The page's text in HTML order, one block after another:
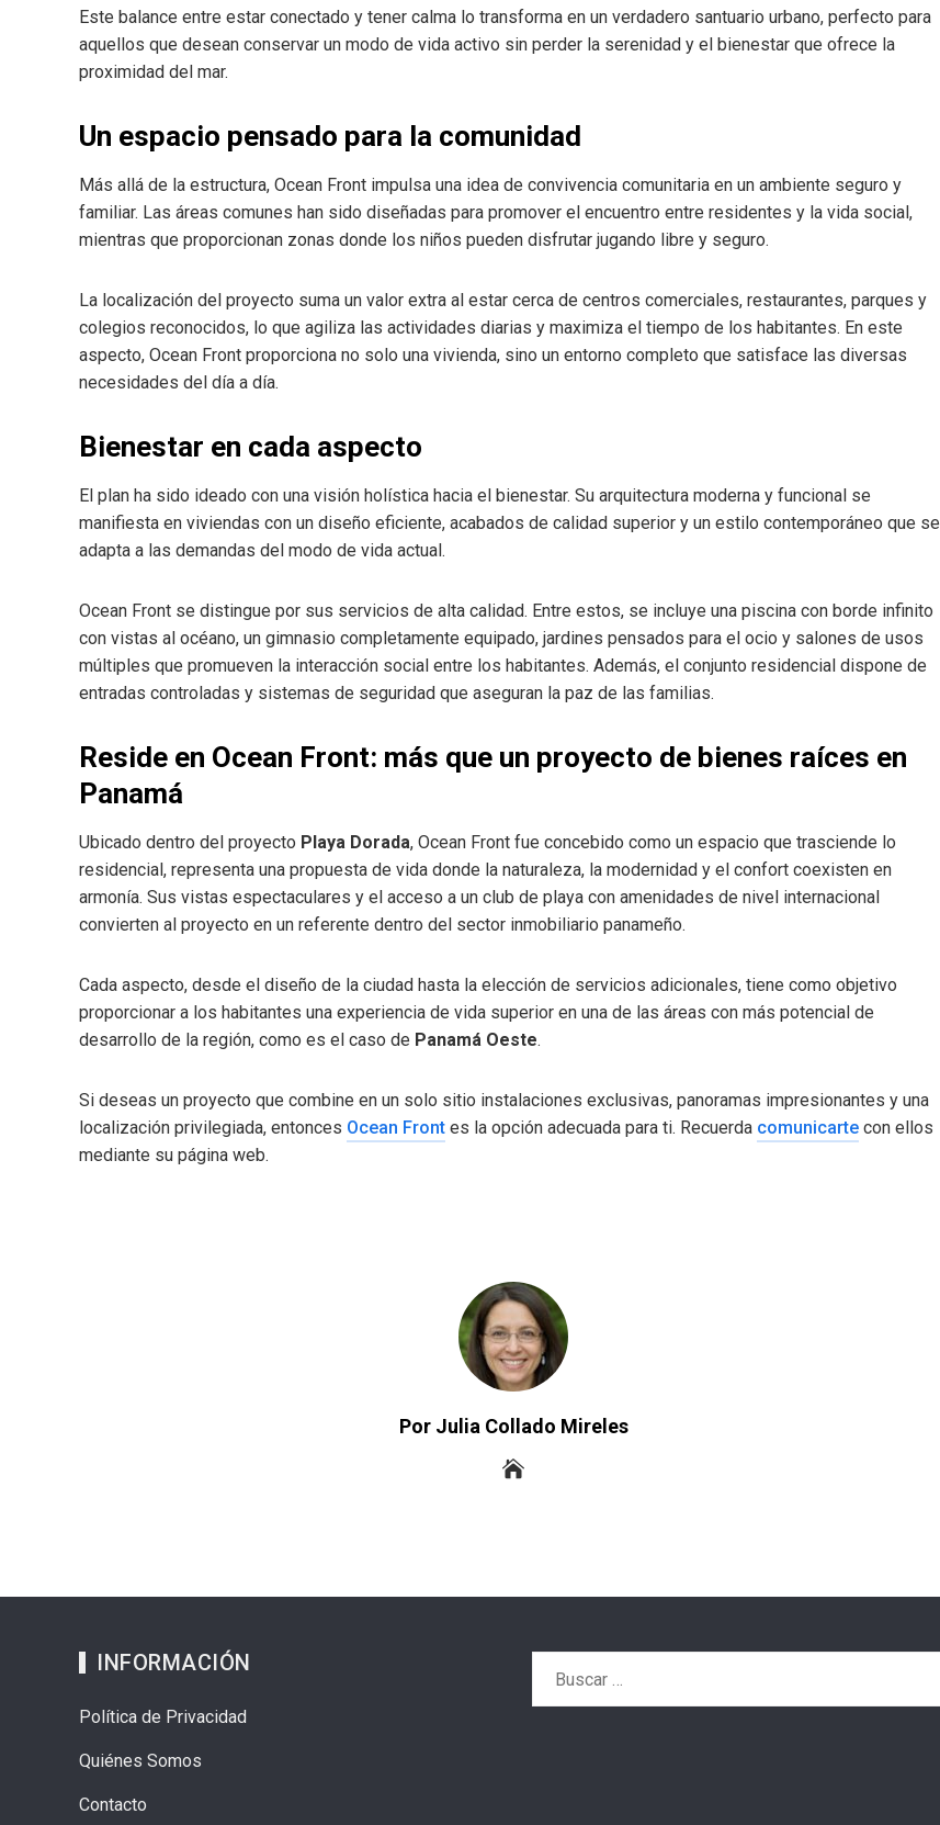
Este balance entre estar conectado y tener calma lo transforma en un verdadero santuario urbano, perfecto para
aquellos que desean conservar un modo de vida activo sin perder la serenidad y el bienestar que ofrece la
proximidad del mar.
Un espacio pensado para la comunidad
Más allá de la estructura, Ocean Front impulsa una idea de convivencia comunitaria en un ambiente seguro y
familiar. Las áreas comunes han sido diseñadas para promover el encuentro entre residentes y la vida social,
mientras que proporcionan zonas donde los niños pueden disfrutar jugando libre y seguro.
La localización del proyecto suma un valor extra al estar cerca de centros comerciales, restaurantes, parques y
colegios reconocidos, lo que agiliza las actividades diarias y maximiza el tiempo de los habitantes. En este
aspecto, Ocean Front proporciona no solo una vivienda, sino un entorno completo que satisface las diversas
necesidades del día a día.
Bienestar en cada aspecto
El plan ha sido ideado con una visión holística hacia el bienestar. Su arquitectura moderna y funcional se
manifiesta en viviendas con un diseño eficiente, acabados de calidad superior y un estilo contemporáneo que se
adapta a las demandas del modo de vida actual.
Ocean Front se distingue por sus servicios de alta calidad. Entre estos, se incluye una piscina con borde infinito
con vistas al océano, un gimnasio completamente equipado, jardines pensados para el ocio y salones de usos
múltiples que promueven la interacción social entre los habitantes. Además, el conjunto residencial dispone de
entradas controladas y sistemas de seguridad que aseguran la paz de las familias.
Reside en Ocean Front: más que un proyecto de bienes raíces en
Panamá
Ubicado dentro del proyecto Playa Dorada, Ocean Front fue concebido como un espacio que trasciende lo
residencial, representa una propuesta de vida donde la naturaleza, la modernidad y el confort coexisten en
armonía. Sus vistas espectaculares y el acceso a un club de playa con amenidades de nivel internacional
convierten al proyecto en un referente dentro del sector inmobiliario panameño.
Cada aspecto, desde el diseño de la ciudad hasta la elección de servicios adicionales, tiene como objetivo
proporcionar a los habitantes una experiencia de vida superior en una de las áreas con más potencial de
desarrollo de la región, como es el caso de Panamá Oeste.
Si deseas un proyecto que combine en un solo sitio instalaciones exclusivas, panoramas impresionantes y una
localización privilegiada, entonces Ocean Front es la opción adecuada para ti. Recuerda comunicarte con ellos
mediante su página web.
Por Julia Collado Mireles
INFORMACIÓN
Política de Privacidad
Quiénes Somos
Contacto